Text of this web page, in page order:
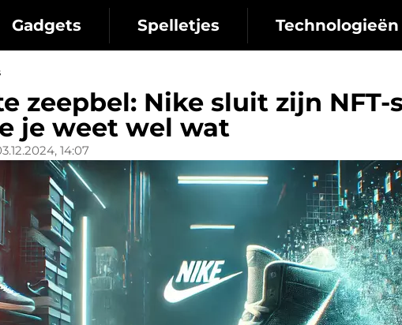
Gadgets Spelletjes Technologieën
zeepbel: Nike sluit zijn NFT-
je weet wel wat
14:07